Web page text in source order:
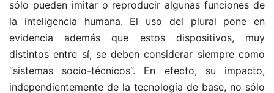
sólo pueden imitar o reproducir algunas funciones de
la inteligencia humana. El uso del plural pone en
evidencia además que estos dispositivos, muy
distintos entre sí, se deben considerar siempre como
“sistemas socio-técnicos”. En efecto, su impacto,
independientemente de la tecnología de base, no sólo